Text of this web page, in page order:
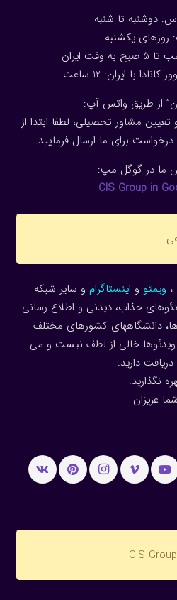
دوشنبه تا شنبه
روزهای یکشنبه
با ایران: 1 2 ساعت
از طریق واتس آپ:
مشاور تحصیلی، لطفا ابتدا از
برای ما ارسال فرمایید.
ما در گوگل مپ:
CIS Group in
، ویمئو و اینستاگرام و سایر شبکه
جذاب، دیدنی و اطلاع رسانی
ها، دانشگاههای کشورهای مختلف
خالی از لطف نیست و می
دارید.
نگذارید.
عزیزان